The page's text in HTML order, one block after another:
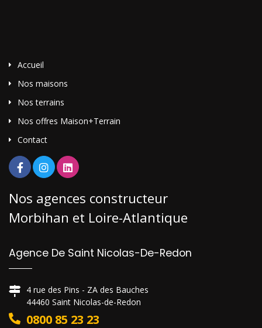
Accueil
Nos maisons
Nos terrains
Nos offres Maison+Terrain
Contact
Nos agences constructeur
Morbihan et Loire-Atlantique
Agence De Saint Nicolas-De-Redon
4 rue des Pins - ZA des Bauches
44460 Saint Nicolas-de-Redon
0800 85 23 23